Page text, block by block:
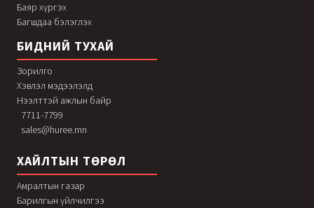
Баяр хүргэх
Багшдаа бэлэглэх
БИДНИЙ ТУХАЙ
Зорилго
Хэвлэл мэдээлэлд
Нээлттэй ажлын байр
7711-7799
sales@huree.mn
ХАЙЛТЫН ТӨРӨЛ
Амралтын газар
Барилгын үйлчилгээ